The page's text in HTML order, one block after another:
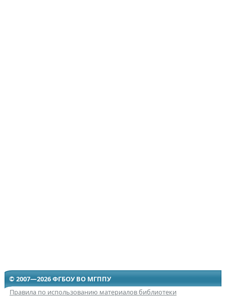
© 2007—2026 ФГБОУ ВО МГППУ
Правила по использованию материалов библиотеки